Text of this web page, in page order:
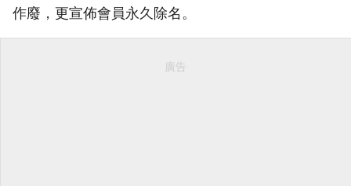
作廢，更宣佈會員永久除名。
廣告